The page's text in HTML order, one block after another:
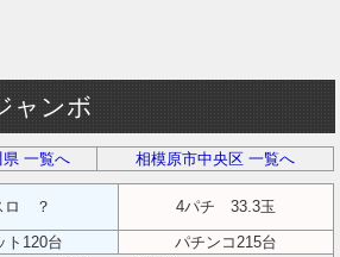
ンボ
県 一覧へ 相模原市中央区 一覧へ
ロ ？
4パチ 33.3玉
ト120台
パチンコ215台